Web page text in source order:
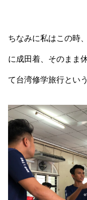
ちなみに私はこの時
に成田着、そのまま
て台湾修学旅行とい